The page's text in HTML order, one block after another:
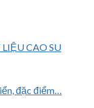
CAO SU
đặc điểm…